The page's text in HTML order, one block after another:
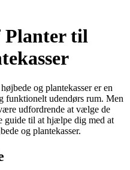
Planter til
og plantekasser er en
funktionelt udendørs rum. Men
udfordrende at vælge de
guide til at hjælpe dig med at
og plantekasser.